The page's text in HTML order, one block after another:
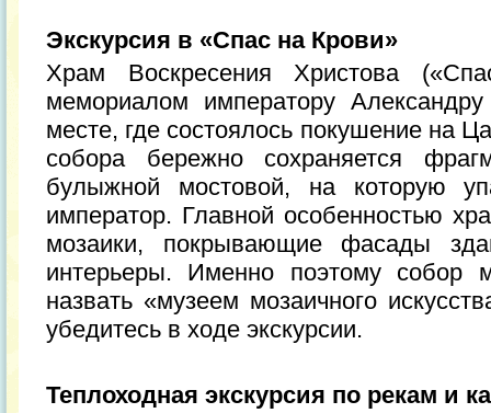
Экскурсия в «Спас на Крови»
Храм Воскресения Христова
мемориалом императору
месте, где состоялось покушение на
собора бережно сохраняется
булыжной мостовой, на которую
император. Главной особенностью
мозаики, покрывающие фасады
интерьеры. Именно поэтому
назвать «музеем мозаичного
убедитесь в ходе экскурсии.
Теплоходная экскурсия по рекам и